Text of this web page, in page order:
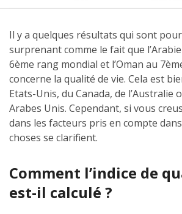
Il y a quelques résultats qui sont
surprenant comme le fait que
6ème rang mondial et l’Oman au
concerne la qualité de vie. Cela est
Etats-Unis, du Canada, de l’Australie
Arabes Unis. Cependant, si vous
dans les facteurs pris en compte dans
choses se clarifient.
Comment l’indice de
est-il calculé ?